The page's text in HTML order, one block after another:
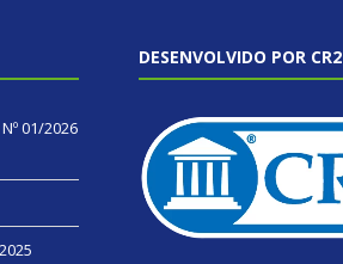
01/2026
DESENVOLVIDO POR CR2